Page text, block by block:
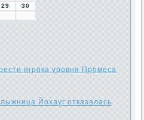
29
30
игрока уровня Промеса
Йохауг отказалась